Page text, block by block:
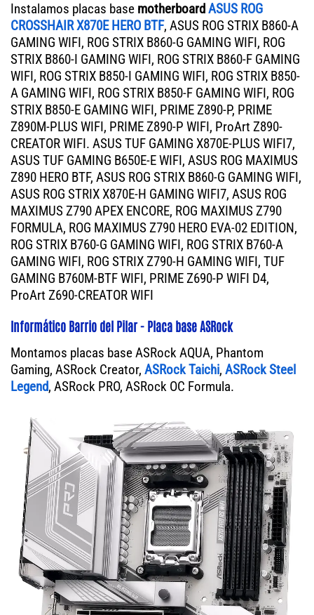
Instalamos placas base motherboardASUS ROG
CROSSHAIR X870E HERO BTF, ASUS ROG STRIX B860-A
GAMING WIFI, ROG STRIX B860-G GAMING WIFI, ROG
STRIX B860-I GAMING WIFI, ROG STRIX B860-F GAMING
WIFI, ROG STRIX B850-I GAMING WIFI, ROG STRIX B850-
A GAMING WIFI, ROG STRIX B850-F GAMING WIFI, ROG
STRIX B850-E GAMING WIFI, PRIME Z890-P, PRIME
Z890M-PLUS WIFI, PRIME Z890-P WIFI, ProArt Z890-
CREATOR WIFI. ASUS TUF GAMING X870E-PLUS WIFI7,
ASUS TUF GAMING B650E-E WIFI, ASUS ROG MAXIMUS
Z890 HERO BTF, ASUS ROG STRIX B860-G GAMING WIFI,
ASUS ROG STRIX X870E-H GAMING WIFI7, ASUS ROG
MAXIMUS Z790 APEX ENCORE, ROG MAXIMUS Z790
FORMULA, ROG MAXIMUS Z790 HERO EVA-02 EDITION,
ROG STRIX B760-G GAMING WIFI, ROG STRIX B760-A
GAMING WIFI, ROG STRIX Z790-H GAMING WIFI, TUF
GAMING B760M-BTF WIFI, PRIME Z690-P WIFI D4,
ProArt Z690-CREATOR WIFI
Informático Barrio del Pilar - Placa base ASRock
Montamos placas base ASRock AQUA, Phantom
Gaming, ASRock Creator, ASRock Taichi, ASRock Steel
Legend, ASRock PRO, ASRock OC Formula.